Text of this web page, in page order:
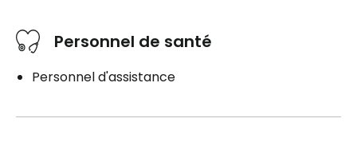
Personnel de santé
Personnel d'assistance